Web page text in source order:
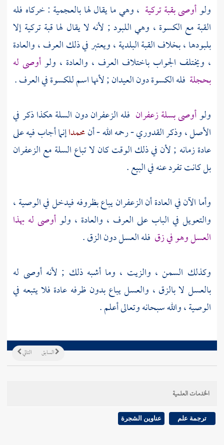
ولوأوصى بقبة تركية ، وهي ما يقال لها بالعجمية : خركاه فله
القبة مع الكسوة ، وهي اللبود ; لأنه لا يقال لها قبة تركية إلا
بلبودها ، بخلاف القبة البلدية ، ويعتبر في ذلك العرف ، والعادة
، ويختلف الجواب باختلاف العرف ، والعادة ، ولوأوصى له
بحجلة فله الكسوة دون العيدان ; لأنها اسم للكسوة في العرف .
ولوأوصى بسلة زعفران فله الزعفران دون السلة هكذا ذكر في
الأصل ، وذكرالقدوري- رحمه الله - أنمحمداإنما أجاب فيه على
عادة زمانه ; لأن في ذلك الوقت كان لا تباع السلة مع الزعفران
بل كانت تفرد عنه في البيع .
وأما الآن في العادة أن الزعفران يباع بظروفه فيدخل في الوصية ،
والتعويل في الباب على العرف ، والعادة ، ولوأوصى له بهذا
العسل وهو في زق فله العسل دون الزق .
وكذلك السمن ، والزيت ، وما أشبه ذلك ; لأنه أوصى له
بالعسل لا بالزق ، والعسل يباع بدون ظرفه عادة فلا يتبعه في
الوصية ، والله سبحانه وتعالى أعلم .
التالي السابق
الخدمات العلمية
ترجمة علم عناوين الشجرة